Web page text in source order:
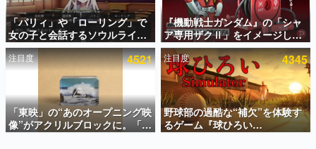
アプリセール情報
インタビュー
連載・特集一覧
殿堂入り記事
SNS拡散数が数千以上！ ページビュー数万以上！ などな
ど。多くの人々に読まれた、電ファミ渾身の“殿堂入り”記
事をまとめました。
「パリィ」や「ローリング」で
女の子と会話するソウルライク
恋愛ゲーム『小早川さんはソウ
ルライク』無料公開。返事に失
敗すると「YOU DIED」
『機動戦士ガンダム』の「シャ
ア専用ザクⅡ」をイメージした
散水ホースリールが予約開始。
本体にはシャアのパーソナルマ
ークやジオン公国軍のエンブレ
ム、型式番号などを配置
注目度 4521
「東映」の“あのオープニング映
像”がアクリルブロックに。「東
映ヒストリカル グッズコレクシ
注目度 4345
野球部の過酷な“補欠”を体験す
るゲーム『球ひろい
Simulator』が「1件」のウィッ